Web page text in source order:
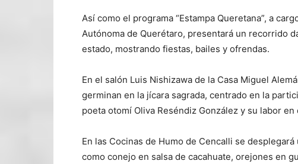
Así como el programa “Estampa Queretana”, a
Autónoma de Querétaro, presentará un recorrido
estado, mostrando fiestas, bailes y ofrendas.
En el salón Luis Nishizawa de la Casa Miguel
germinan en la jícara sagrada, centrado en la
poeta otomí Oliva Reséndiz González y su labor
En las Cocinas de Humo de Cencalli se
como conejo en salsa de cacahuate, orejones en